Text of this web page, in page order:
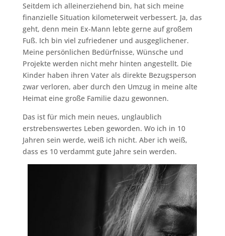
Seitdem ich alleinerziehend bin, hat sich meine
finanzielle Situation kilometerweit verbessert. Ja, das
geht, denn mein Ex-Mann lebte gerne auf großem
Fuß. Ich bin viel zufriedener und ausgeglichener.
Meine persönlichen Bedürfnisse, Wünsche und
Projekte werden nicht mehr hinten angestellt. Die
Kinder haben ihren Vater als direkte Bezugsperson
zwar verloren, aber durch den Umzug in meine alte
Heimat eine große Familie dazu gewonnen.
Das ist für mich mein neues, unglaublich
erstrebenswertes Leben geworden. Wo ich in 10
Jahren sein werde, weiß ich nicht. Aber ich weiß,
dass es 10 verdammt gute Jahre sein werden.